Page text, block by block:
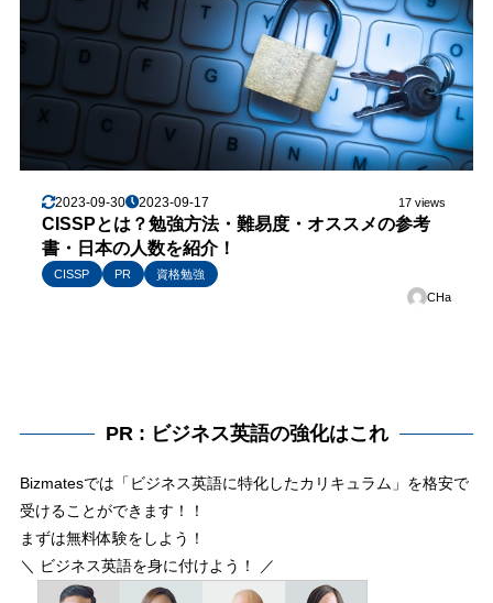
2023-09-30 2023-09-17 17 views
CISSPとは？勉強方法・難易度・オススメの参考
書・日本の人数を紹介！
CISSP PR
資格勉強
CHa
PR : ビジネス英語の強化はこれ
Bizmatesでは「ビジネス英語に特化したカリキュラム」を格安で
受けることができます！！
まずは無料体験をしよう！
＼ ビジネス英語を身に付けよう！ ／